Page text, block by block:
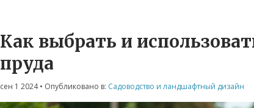
Как выбрать и
пруда
сен 1 2024• Опубликовано в: Садоводство и ландшафтный дизайн